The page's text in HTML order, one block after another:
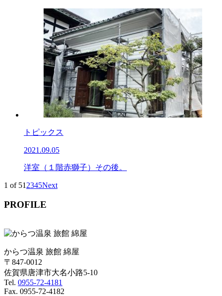
トピックス
2021.09.05
洋室（１階赤獅子）その後。
1 of 51 2345Next
PROFILE
からつ温泉 旅館 綿屋
〒847-0012
佐賀県唐津市大名小路5-10
Tel. 0955-72-4181
Fax. 0955-72-4182